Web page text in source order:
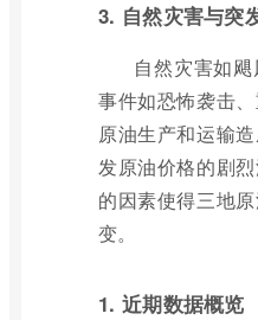
3. 自然灾害与突
自然灾害如
事件如恐怖袭击
原油生产和运输
发原油价格的剧
的因素使得三地
变。
1. 近期数据概览